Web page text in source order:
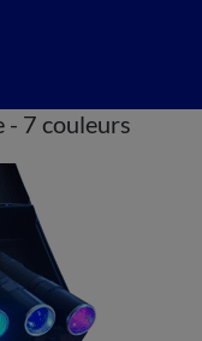
- 7 couleurs